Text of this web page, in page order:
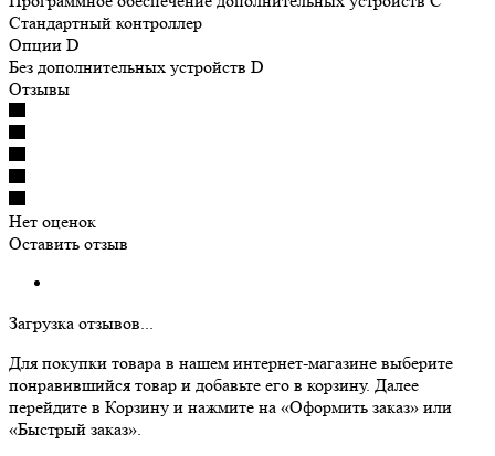
Cтандартный контроллер
Опции D
Без дополнительных устройств D
Отзывы
Нет оценок
Оставить отзыв
Загрузка отзывов...
Для покупки товара в нашем интернет-магазине выберите
понравившийся товар и добавьте его в корзину. Далее
перейдите в Корзину и нажмите на «Оформить заказ» или
«Быстрый заказ».